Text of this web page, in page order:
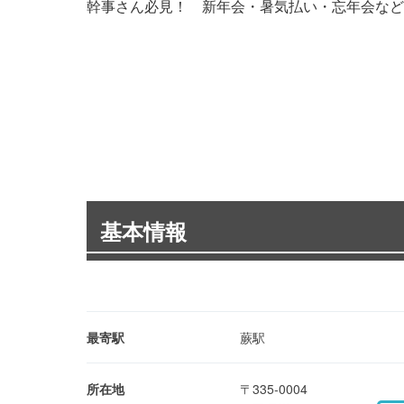
幹事さん必見！ 新年会・暑気払い・忘年会など
基本情報
最寄駅 蕨駅
所在地
〒335-0004